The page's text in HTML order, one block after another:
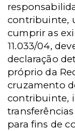
contribuinte,
cumprir as
11.033/04,
declaração
próprio da
cruzamento
contribuinte,
para fins de